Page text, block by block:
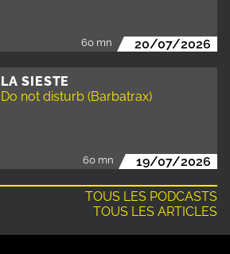
60 mn 20/07/2026
LA SIESTE
Do not disturb (Barbatrax)
60 mn 19/07/2026
TOUS LES PODCASTS
TOUS LES ARTICLES